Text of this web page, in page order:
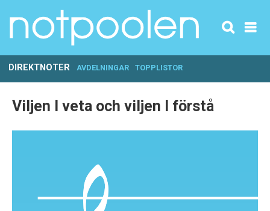
DIREKTNOTER AVDELNINGAR TOPPLISTOR
Viljen I veta och viljen I förstå